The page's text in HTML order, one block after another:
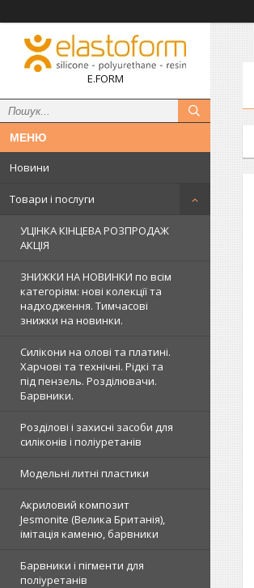
E.FORM
Новини
Товари і послуги
УЦІНКА КІНЦЕВА РОЗПРОДАЖ
АКЦІЯ
ЗНИЖКИ НА НОВИНКИ по всім
категоріям: нові колекцїї та
надходження. Тимчасові
знижки на новинки.
Силікони на олові та платині.
Харчові та технічні. Рідкі та
під пензель. Розділювачи.
Барвники.
Розділові і захисні засоби для
силіконів і поліуретанів
Модельні литні пластики
Акриловий композит
Jesmonite (Велика Британія),
імітація каменю, барвники
Барвники і пігменти для
поліуретанів